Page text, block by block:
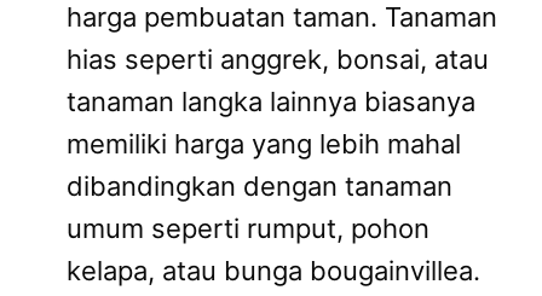
harga pembuatan taman. Tanaman
hias seperti anggrek, bonsai, atau
tanaman langka lainnya biasanya
memiliki harga yang lebih mahal
dibandingkan dengan tanaman
umum seperti rumput, pohon
kelapa, atau bunga bougainvillea.